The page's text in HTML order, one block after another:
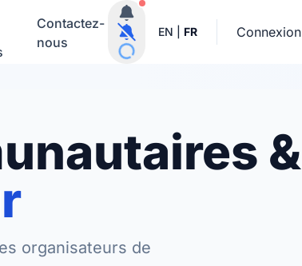
Contactez-
nous
Notifications actives
EN FR Connexion
&
organisateurs de